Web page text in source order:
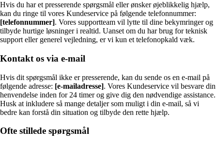
Hvis du har et presserende spørgsmål eller ønsker øjeblikkelig hjælp,
kan du ringe til vores Kundeservice på følgende telefonnummer:
[telefonnummer]. Vores supportteam vil lytte til dine bekymringer og
tilbyde hurtige løsninger i realtid. Uanset om du har brug for teknisk
support eller generel vejledning, er vi kun et telefonopkald væk.
Kontakt os via e-mail
Hvis dit spørgsmål ikke er presserende, kan du sende os en e-mail på
følgende adresse: [e-mailadresse]. Vores Kundeservice vil besvare din
henvendelse inden for 24 timer og give dig den nødvendige assistance.
Husk at inkludere så mange detaljer som muligt i din e-mail, så vi
bedre kan forstå din situation og tilbyde den rette hjælp.
Ofte stillede spørgsmål